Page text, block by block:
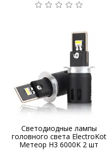
Светодиодные лампы
головного света ElectroKot
Метеор H3 6000K 2 шт